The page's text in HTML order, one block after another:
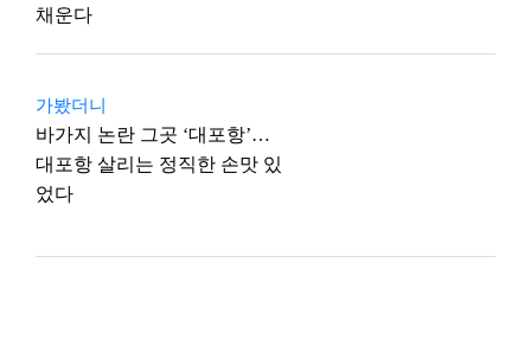
채운다
가봤더니
바가지 논란 그곳 ‘대포항’…
대포항 살리는 정직한 손맛 있
었다